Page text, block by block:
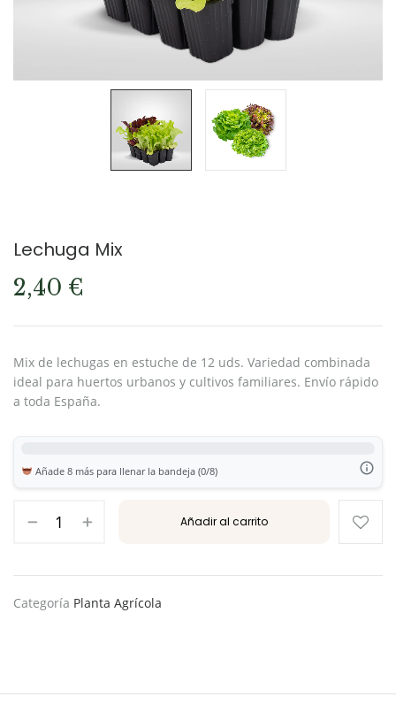
Lechuga Mix
2,40 €
Mix de lechugas en estuche de 12 uds. Variedad combinada
ideal para huertos urbanos y cultivos familiares. Envío rápido
a toda España.
Añade 8 más para llenar la bandeja (0/8)
Añadir al carrito
Categoría Planta Agrícola